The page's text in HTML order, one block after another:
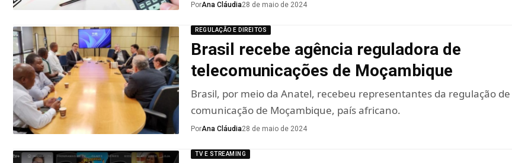
PorAna Cláudia28 de maio de 2024
REGULAÇÃO E DIREITOS
Brasil recebe agência reguladora de
telecomunicações de Moçambique
Brasil, por meio da Anatel, recebeu representantes da regulação de
comunicação de Moçambique, país africano.
PorAna Cláudia28 de maio de 2024
TV E STREAMING